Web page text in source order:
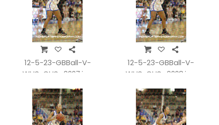
12-5-23-GBBall-V-
WHSvCHS_0227.jpg
12-5-23-GBBall-V-
WHSvCHS_0228.jpg